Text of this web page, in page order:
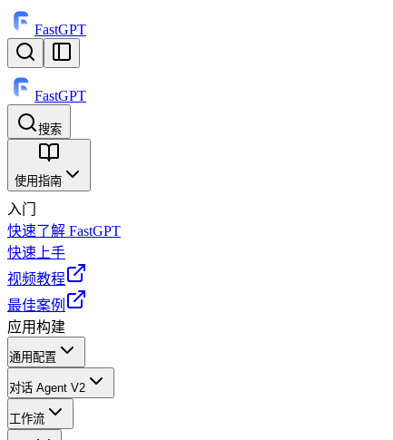
FastGPT
FastGPT
搜索
⌘K
使用指南
入门
快速了解 FastGPT
快速上手
视频教程
最佳案例
应用构建
通用配置
对话 Agent V2
工作流